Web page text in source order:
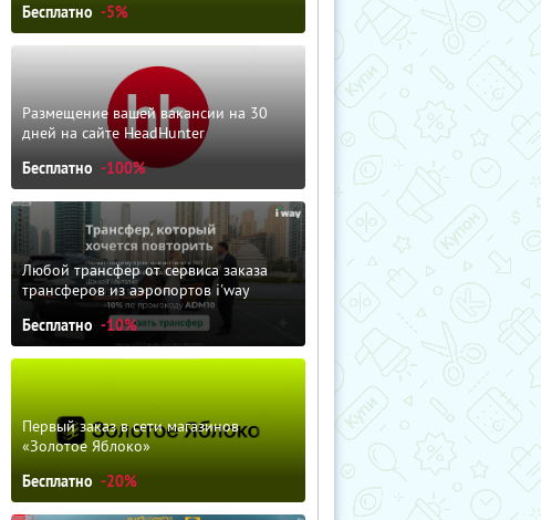
Бесплатно -5%
Размещение вашей вакансии на 30
дней на сайте HeadHunter
Бесплатно -100%
Любой трансфер от сервиса заказа
трансферов из аэропортов i'way
Бесплатно -10%
Первый заказ в сети магазинов
«Золотое Яблоко»
Бесплатно -20%